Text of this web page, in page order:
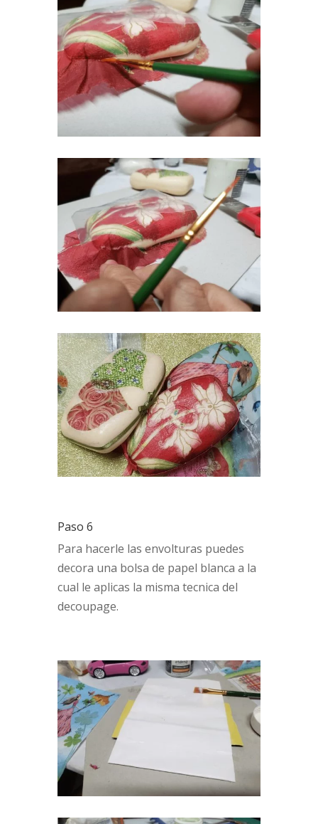
Paso 6
Para hacerle las envolturas puedes
decora una bolsa de papel blanca a la
cual le aplicas la misma tecnica del
decoupage.